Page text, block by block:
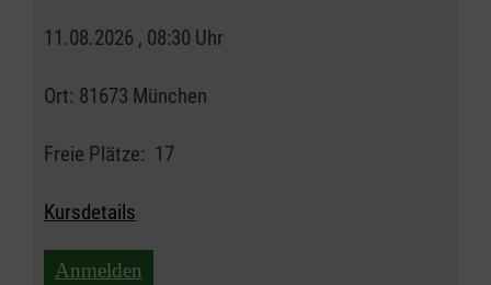
11.08.2026 , 08:30 Uhr
Ort: 81673 München
Freie Plätze: 17
Kursdetails
Anmelden